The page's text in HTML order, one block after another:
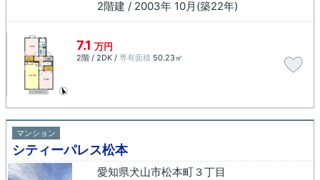
2階建 / 2003年 10月(築22年)
7.1 万円
2階 / 2DK / 専有面積 50.23㎡
マンション
シティーパレス松本
愛知県犬山市松本町３丁目